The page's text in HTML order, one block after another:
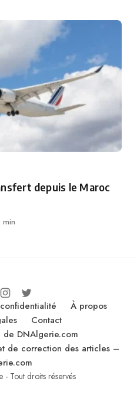
depuis le Maroc
min
À propos
Contact
DNAlgerie.com
de correction des articles –
Tout droits réservés